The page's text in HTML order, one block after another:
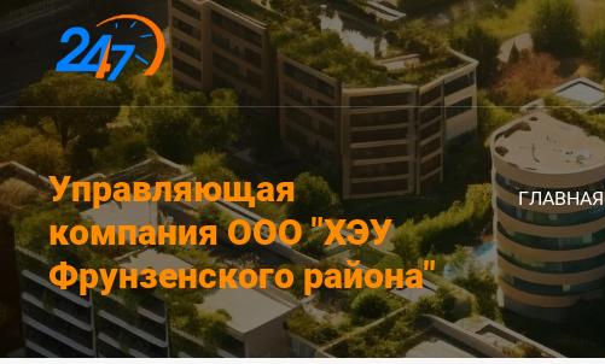
Управляющая
компания ООО "ХЭУ
Фрунзенского района"
ГЛАВНАЯ